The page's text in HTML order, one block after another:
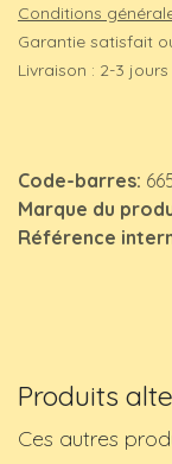
Conditions
Garantie satisfait
Livraison : 2-3
Code-barres:
Marque du
Référence
Produits
Ces autres